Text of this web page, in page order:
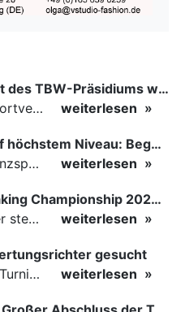
Erreichbarkeit des TBW-Präsidiums während der GOC 2026
Das Präsidium des Tanzsportverbandes Baden-Württemberg (TBW) ist in der Zeit vom 09.08.2026 bis einschließlich 16.08.2026 nicht erreichbar. Da alle Präsidiumsmitglieder vor Ort bei den German Open…
weiterlesen
Tanzsport auf höchstem Niveau: Begeisterung bei den Turnieren in…
Ein rundum gelungenes Tanzsport-Wochenende liegt hinter den Paaren und Organisatoren in Enzklösterle. Am 1. und 2. August 2026 verwandelte sich die Festhalle wieder in einen lebendigen Mittelpunkt des…
weiterlesen
German Breaking Championship 2026 in Hannover
Der erste Deutsche Meister steht fest B-Boy Roman siegt bei den Juniors
weiterlesen
gesucht
Für einige nachgemeldete Turniere im 2 Halbjahr sucht der ZWE noch Wertungsrichter.
weiterlesen